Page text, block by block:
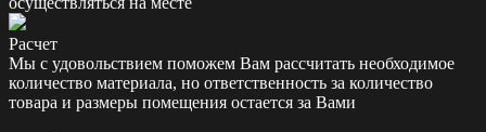
Расчет
Мы с удовольствием поможем Вам рассчитать необходимое
количество материала, но ответственность за количество
товара и размеры помещения остается за Вами